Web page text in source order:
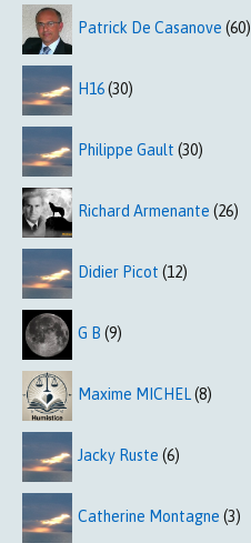
Patrick De Casanove (60)
H16(30)
Philippe Gault (30)
Richard Armenante (26)
Didier Picot (12)
G B (9)
Maxime MICHEL(8)
Jacky Ruste (6)
Catherine Montagne (3)